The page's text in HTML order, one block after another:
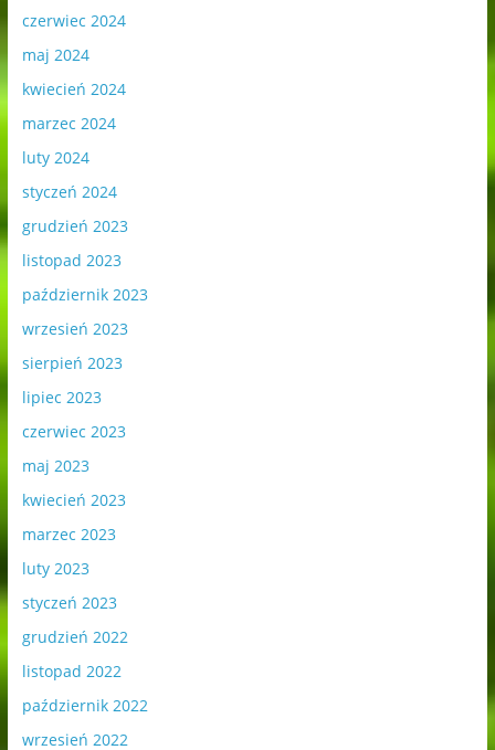
czerwiec 2024
maj 2024
kwiecień 2024
marzec 2024
luty 2024
styczeń 2024
grudzień 2023
listopad 2023
październik 2023
wrzesień 2023
sierpień 2023
lipiec 2023
czerwiec 2023
maj 2023
kwiecień 2023
marzec 2023
luty 2023
styczeń 2023
grudzień 2022
listopad 2022
październik 2022
wrzesień 2022